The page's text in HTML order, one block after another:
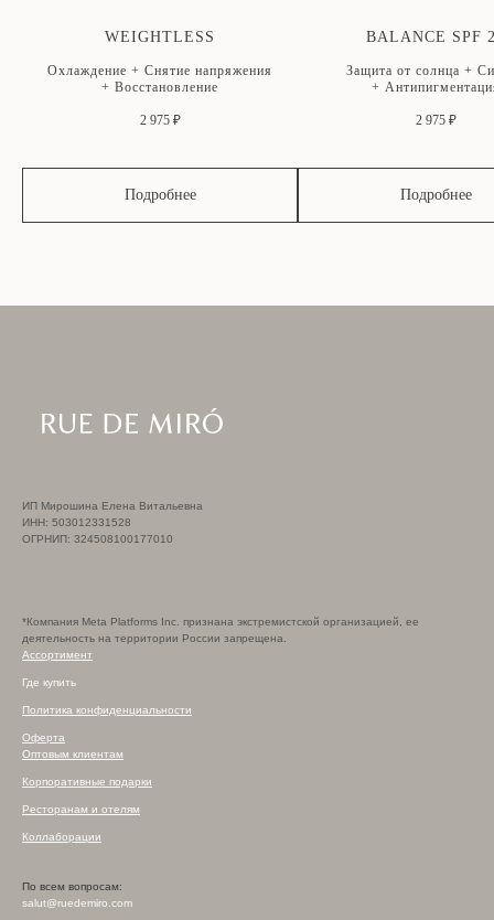
WEIGHTLESS
Охлаждение + Снятие напряжения
+ Восстановление
2 975 ₽
Подробнее
BALANCE SPF
Защита от солнца +
+
2 975 ₽
Подробнее
ИП Мирошина Елена Витальевна
ИНН: 503012331528
ОГРНИП: 324508100177010
*Компания Meta Platforms Inc. признана экстремистской организацией, ее
деятельность на территории России запрещена.
Ассортимент
Где купить
Политика конфиденциальности
Оферта
Оптовым клиентам
Корпоративные подарки
Ресторанам и отелям
Коллаборации
По всем вопросам:
salut@ruedemiro.com